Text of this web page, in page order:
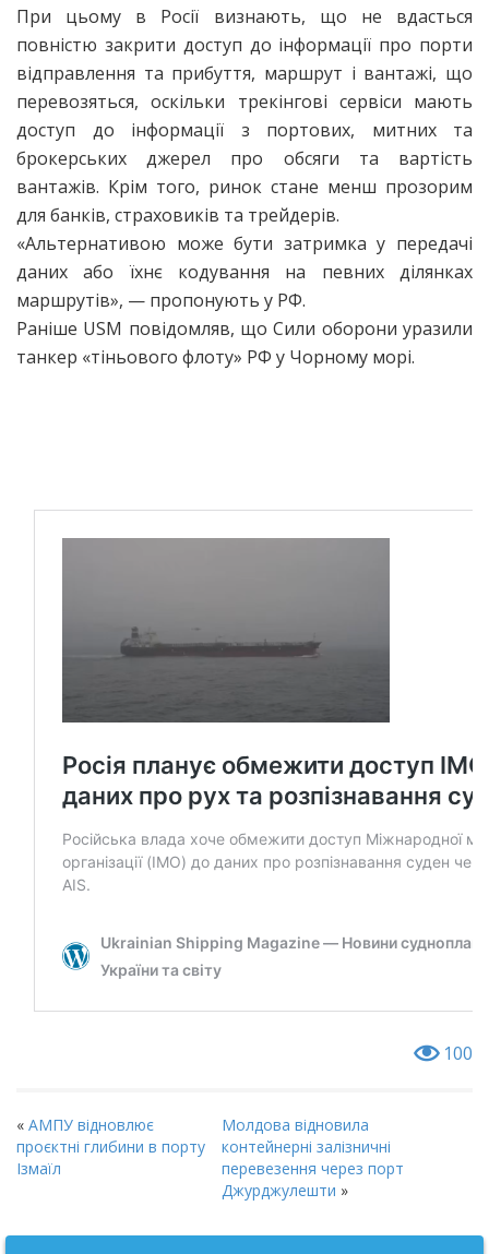
При цьому в Росії визнають, що не вдасться
повністю закрити доступ до інформації про порти
відправлення та прибуття, маршрут і вантажі, що
перевозяться, оскільки трекінгові сервіси мають
доступ до інформації з портових, митних та
брокерських джерел про обсяги та вартість
вантажів. Крім того, ринок стане менш прозорим
для банків, страховиків та трейдерів.
«Альтернативою може бути затримка у передачі
даних або їхнє кодування на певних ділянках
маршрутів», — пропонують у РФ.
Раніше USM повідомляв, що Сили оборони уразили
танкер «тіньового флоту» РФ у Чорному морі.
100
« АМПУ відновлює
проєктні глибини в порту
Ізмаїл
Молдова відновила
контейнерні залізничні
перевезення через порт
Джурджулешти »